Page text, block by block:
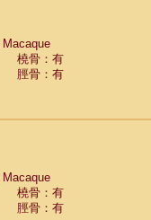
(0)
橈骨：有
脛骨：有
橈骨：有
脛骨：有